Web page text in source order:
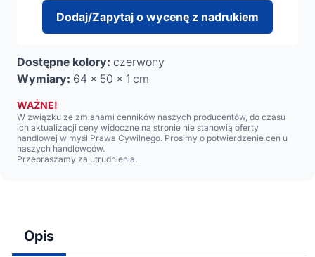
Dodaj/Zapytaj o wycenę z nadrukiem
Dostępne kolory: czerwony
Wymiary: 64 x 50 x 1 cm
WAŻNE!
W związku ze zmianami cenników naszych producentów, do czasu
ich aktualizacji ceny widoczne na stronie nie stanowią oferty
handlowej w myśl Prawa Cywilnego. Prosimy o potwierdzenie cen u
naszych handlowców.
Przepraszamy za utrudnienia.
Opis